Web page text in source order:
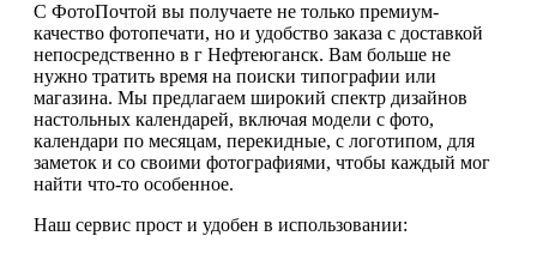
С ФотоПочтой вы получаете не только премиум-
качество фотопечати, но и удобство заказа с доставкой
непосредственно в г Нефтеюганск. Вам больше не
нужно тратить время на поиски типографии или
магазина. Мы предлагаем широкий спектр дизайнов
настольных календарей, включая модели с фото,
календари по месяцам, перекидные, с логотипом, для
заметок и со своими фотографиями, чтобы каждый мог
найти что-то особенное.
Наш сервис прост и удобен в использовании: